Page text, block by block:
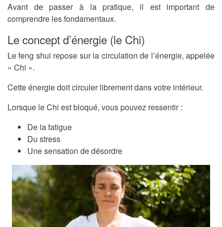
Avant de passer à la pratique, il est important de
comprendre les fondamentaux.
Le concept d’énergie (le Chi)
Le feng shui repose sur la circulation de l’énergie, appelée
« Chi ».
Cette énergie doit circuler librement dans votre intérieur.
Lorsque le Chi est bloqué, vous pouvez ressentir :
De la fatigue
Du stress
Une sensation de désordre